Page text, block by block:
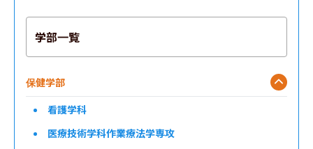
学部一覧
保健学部
看護学科
医療技術学科作業療法学専攻